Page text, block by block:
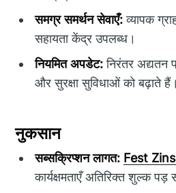
समग्र समर्थन सेवाएँ:व्यापक
सहायता केंद्र उपलब्ध।
नियमित अपडेट:निरंतर अद्यतन
और सुरक्षा सुविधाओं को बढ़ाते हैं।
नुकसान
सब्सक्रिप्शन लागत: Fest
कार्यक्षमताएँ अतिरिक्त शुल्क पड़